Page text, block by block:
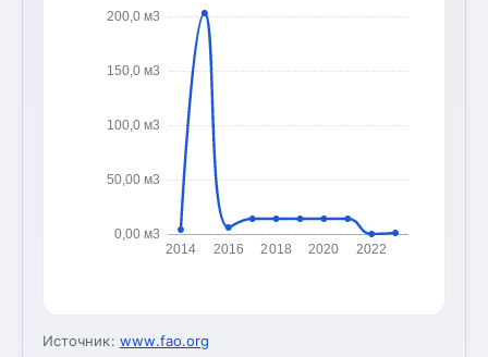
0,00 м3
50,00 м3
100,0 м3
150,0 м3
200,0 м3
2014 2016 2018 2020 2022
Источник: www.fao.org